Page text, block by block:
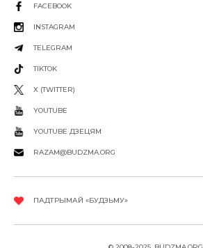
FACEBOOK
INSTAGRAM
TELEGRAM
TIKTOK
X (TWITTER)
YOUTUBE
YOUTUBE ДЗЕЦЯМ
RAZAM@BUDZMA.ORG
ПАДТРЫМАЙ «БУДЗЬМУ»